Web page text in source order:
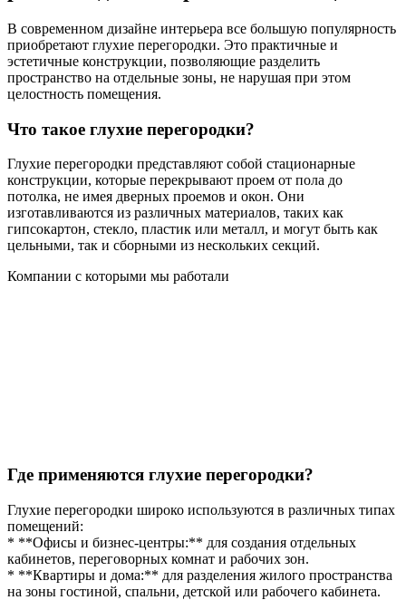
В современном дизайне интерьера все большую популярность
приобретают глухие перегородки. Это практичные и
эстетичные конструкции, позволяющие разделить
пространство на отдельные зоны, не нарушая при этом
целостность помещения.
Что такое глухие перегородки?
Глухие перегородки представляют собой стационарные
конструкции, которые перекрывают проем от пола до
потолка, не имея дверных проемов и окон. Они
изготавливаются из различных материалов, таких как
гипсокартон, стекло, пластик или металл, и могут быть как
цельными, так и сборными из нескольких секций.
Компании с которыми мы работали
Где применяются глухие перегородки?
Глухие перегородки широко используются в различных типах
помещений:
* **Офисы и бизнес-центры:** для создания отдельных
кабинетов, переговорных комнат и рабочих зон.
* **Квартиры и дома:** для разделения жилого пространства
на зоны гостиной, спальни, детской или рабочего кабинета.